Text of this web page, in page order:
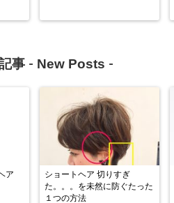
事 - New Posts -
ア
ショートヘア 切りすぎ
た。。。を未然に防ぐたった
１つの方法